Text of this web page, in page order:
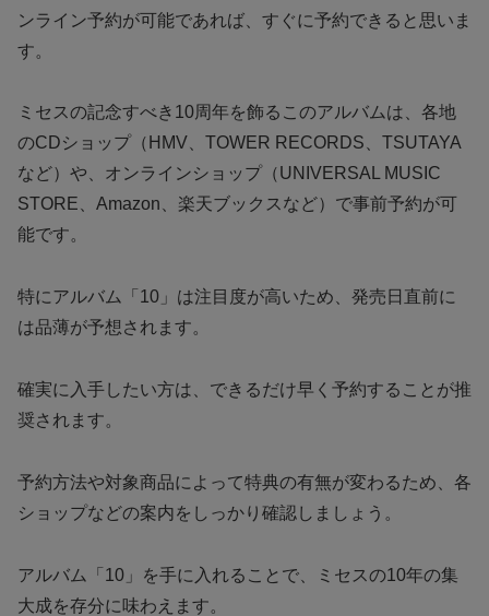
ンライン予約が可能であれば、すぐに予約できると思いま
す。
ミセスの記念すべき10周年を飾るこのアルバムは、各地
のCDショップ（HMV、TOWER RECORDS、TSUTAYA
など）や、オンラインショップ（UNIVERSAL MUSIC
STORE、Amazon、楽天ブックスなど）で事前予約が可
能です。
特にアルバム「10」は注目度が高いため、発売日直前に
は品薄が予想されます。
確実に入手したい方は、できるだけ早く予約することが推
奨されます。
予約方法や対象商品によって特典の有無が変わるため、各
ショップなどの案内をしっかり確認しましょう。
アルバム「10」を手に入れることで、ミセスの10年の集
大成を存分に味わえます。